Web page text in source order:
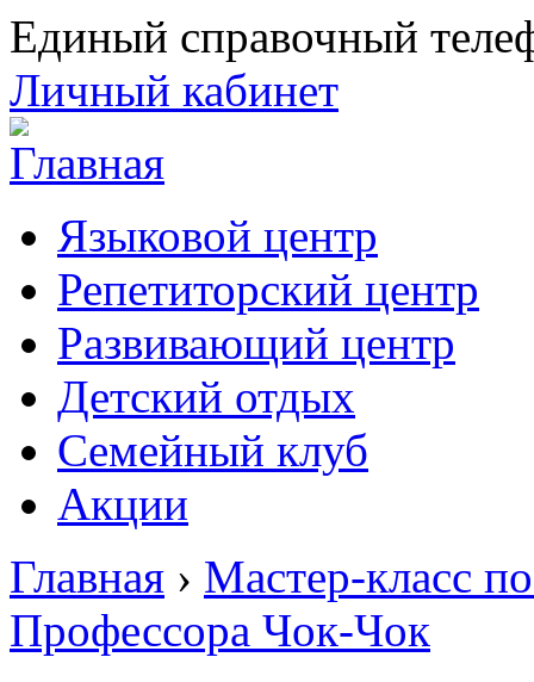
Единый справочный
Личный кабинет
Языковой центр
Репетиторский центр
Развивающий центр
Детский отдых
Семейный клуб
Акции
Главная › Мастер-класс
Профессора Чок-Чок